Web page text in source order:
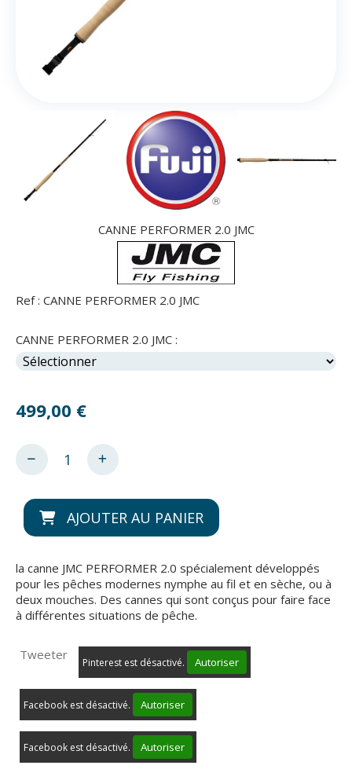
CANNE PERFORMER 2.0 JMC
Ref : CANNE PERFORMER 2.0 JMC
CANNE PERFORMER 2.0 JMC :
499,00 €
AJOUTER AU PANIER
la canne JMC PERFORMER 2.0 spécialement développés
pour les pêches modernes nymphe au fil et en sèche, ou à
deux mouches. Des cannes qui sont conçus pour faire face
à différentes situations de pêche.
Tweeter
Pinterest est désactivé. Autoriser
Facebook est désactivé. Autoriser
Facebook est désactivé. Autoriser